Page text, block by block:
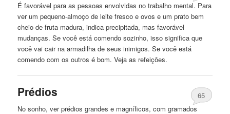
É favorável para as pessoas envolvidas no trabalho mental. Para
ver um pequeno-almoço deleite fresco e ovos e um prato bem
cheio de fruta madura, indica precipitada, mas favorável
mudanças. Se você está comendo sozinho, isso significa que
você vai cair na armadilha de seus inimigos. Se você está
comendo com os outros é bom. Veja as refeições.
Prédios
65
No sonho, ver prédios grandes e magníficos, com gramados